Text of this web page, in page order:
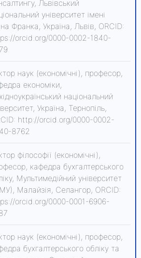
Львівський
університет імені
Франка, Україна, Львів, ORCID:
orcid.org/0000-0002-1840-
наук (економічні), професор,
економіки,
національний
Україна, Тернопіль,
http://orcid.org/0000-0002-
8762
філософії (економічні),
кафедра бухгалтерського
Мультимедійний університет
Малайзія, Селангор, ORCID:
orcid.org/0000-0001-6906-
наук (економічні), професор,
бухгалтерського обліку та